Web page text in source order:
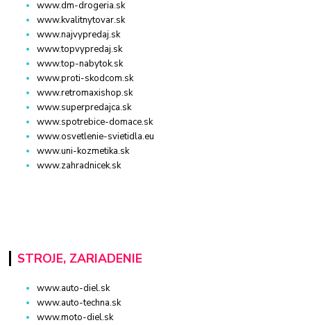
www.dm-drogeria.sk
www.kvalitnytovar.sk
www.najvypredaj.sk
www.topvypredaj.sk
www.top-nabytok.sk
www.proti-skodcom.sk
www.retromaxishop.sk
www.superpredajca.sk
www.spotrebice-domace.sk
www.osvetlenie-svietidla.eu
www.uni-kozmetika.sk
www.zahradnicek.sk
STROJE, ZARIADENIE
www.auto-diel.sk
www.auto-techna.sk
www.moto-diel.sk